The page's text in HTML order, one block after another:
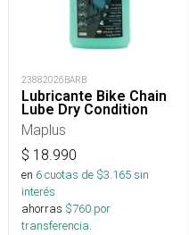
23882026BARB
Lubricante Bike Chain
Lube Dry Condition
Maplus
$ 18.990
en 6cuotas de $3.165sin
interés
ahorras $760 por
transferencia.